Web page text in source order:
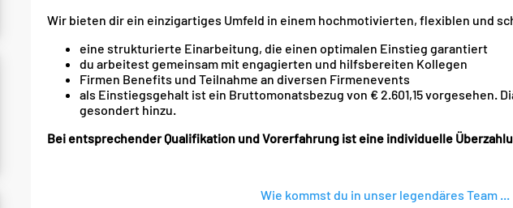
Wir bieten dir ein einzigartiges Umfeld in einem hochmotivierten, flexiblen und
eine strukturierte Einarbeitung, die einen optimalen Einstieg garantiert
du arbeitest gemeinsam mit engagierten und hilfsbereiten Kollegen
Firmen Benefits und Teilnahme an diversen Firmenevents
als Einstiegsgehalt ist ein Bruttomonatsbezug von € 2.601,15 vorgesehen.
gesondert hinzu.
Bei entsprechender Qualifikation und Vorerfahrung ist eine individuelle
Wie kommst du in unser legendäres Team ...